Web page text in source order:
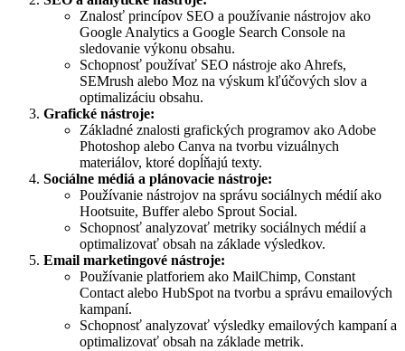
Znalosť princípov SEO a používanie nástrojov ako
Google Analytics a Google Search Console na
sledovanie výkonu obsahu.
Schopnosť používať SEO nástroje ako Ahrefs,
SEMrush alebo Moz na výskum kľúčových slov a
optimalizáciu obsahu.
Grafické nástroje:
Základné znalosti grafických programov ako Adobe
Photoshop alebo Canva na tvorbu vizuálnych
materiálov, ktoré dopĺňajú texty.
Sociálne médiá a plánovacie nástroje:
Používanie nástrojov na správu sociálnych médií ako
Hootsuite, Buffer alebo Sprout Social.
Schopnosť analyzovať metriky sociálnych médií a
optimalizovať obsah na základe výsledkov.
Email marketingové nástroje:
Používanie platforiem ako MailChimp, Constant
Contact alebo HubSpot na tvorbu a správu emailových
kampaní.
Schopnosť analyzovať výsledky emailových kampaní a
optimalizovať obsah na základe metrik.